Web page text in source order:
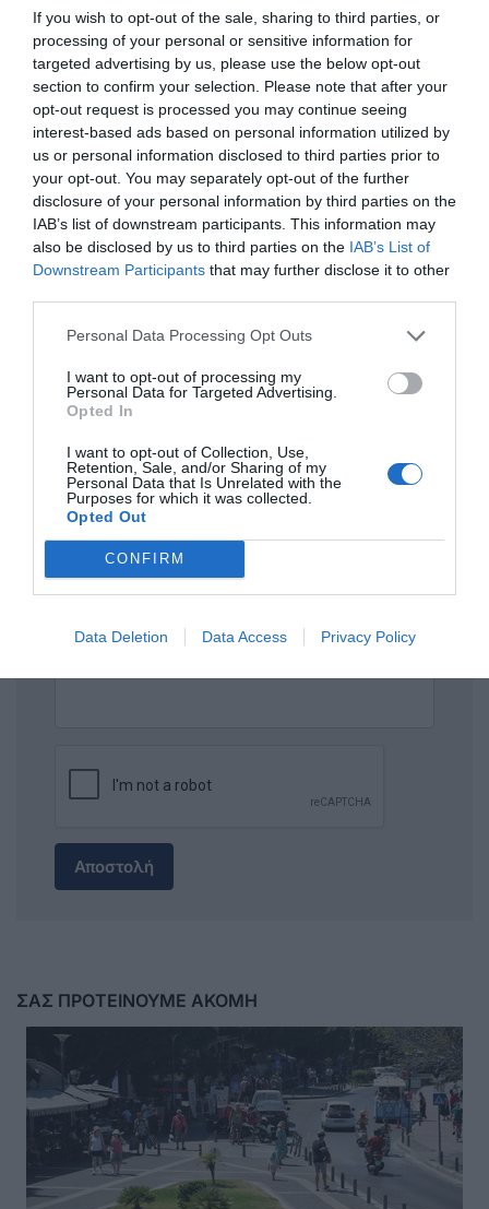
If you wish to opt-out of the sale, sharing to third parties, or
processing of your personal or sensitive information for
targeted advertising by us, please use the below opt-out
section to confirm your selection. Please note that after your
opt-out request is processed you may continue seeing
interest-based ads based on personal information utilized by
us or personal information disclosed to third parties prior to
your opt-out. You may separately opt-out of the further
disclosure of your personal information by third parties on the
IAB’s list of downstream participants. This information may
also be disclosed by us to third parties on the IAB’s List of
Downstream Participants that may further disclose it to other
Personal Data Processing Opt Outs
I want to opt-out of processing my
Personal Data for Targeted Advertising.
Opted In
I want to opt-out of Collection, Use,
Retention, Sale, and/or Sharing of my
Personal Data that Is Unrelated with the
Purposes for which it was collected.
Opted Out
CONFIRM
Data Deletion Data Access Privacy Policy
Η ανωνυμία είναι το καλύτερο κρησφύγετο δειλίας και
χυδαιότητας!
Σχόλια 0
Πρόσθεσε ένα σχόλιο
ΟΝΟΜΑ
ΤΙΤΛΟΣ
Αποστολή
ΣΑΣ ΠΡΟΤΕΙΝΟΥΜΕ ΑΚΟΜΗ